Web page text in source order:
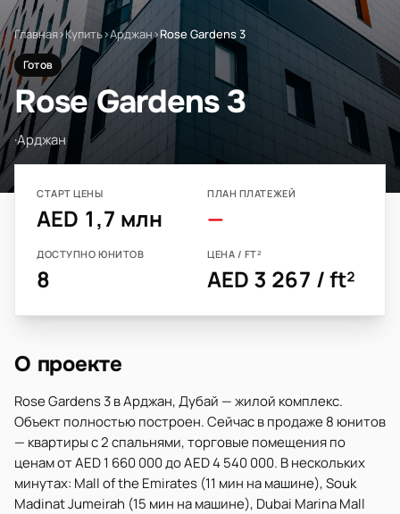
Главная›Купить›Арджан›Rose Gardens 3
Готов
Rose Gardens 3
·Арджан
СТАРТ ЦЕНЫ
AED 1,7 млн
ПЛАН ПЛАТЕЖЕЙ
—
ДОСТУПНО ЮНИТОВ
8
ЦЕНА / FT²
AED 3 267 / ft²
О проекте
Rose Gardens 3 в Арджан, Дубай — жилой комплекс.
Объект полностью построен. Сейчас в продаже 8 юнитов
— квартиры с 2 спальнями, торговые помещения по
ценам от AED 1 660 000 до AED 4 540 000. В нескольких
минутах: Mall of the Emirates (11 мин на машине), Souk
Madinat Jumeirah (15 мин на машине), Dubai Marina Mall